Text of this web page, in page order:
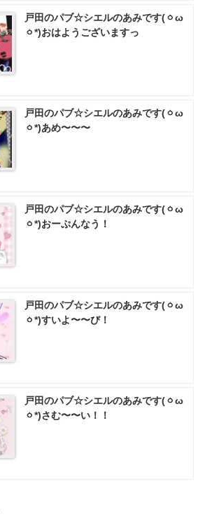
戸田のパブ☆シエルのあみです(ㆁω
ㆁ*)おはようございますっ
戸田のパブ☆シエルのあみです(ㆁω
ㆁ*)あめ〜〜〜
戸田のパブ☆シエルのあみです(ㆁω
ㆁ*)おーぷんなう！
戸田のパブ☆シエルのあみです(ㆁω
ㆁ*)すいよ〜〜び！
戸田のパブ☆シエルのあみです(ㆁω
ㆁ*)さむ〜〜い！！